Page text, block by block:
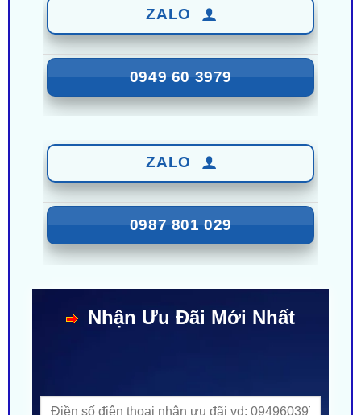
0949 60 3979
0987 801 029